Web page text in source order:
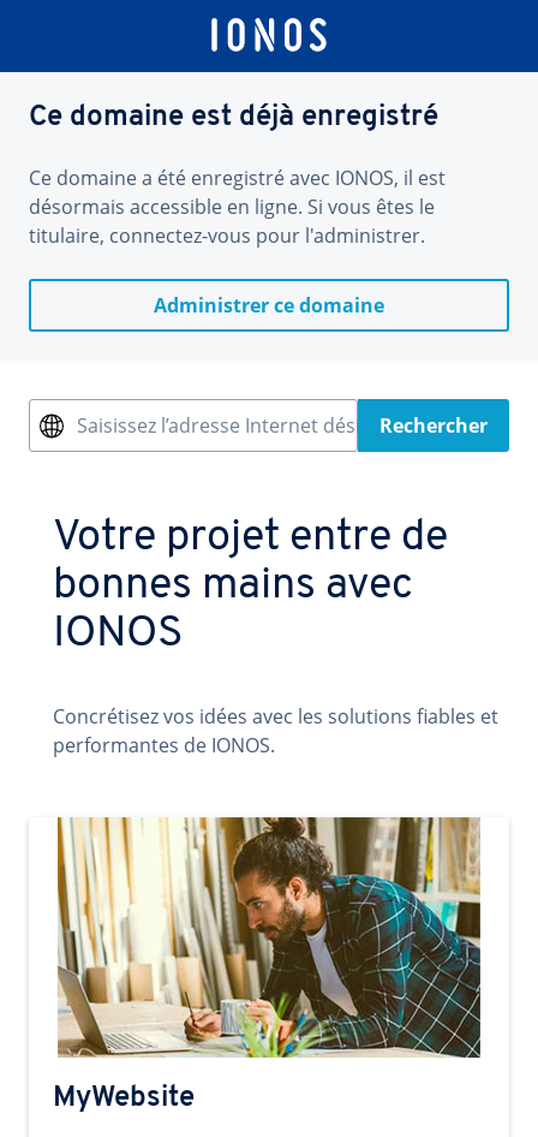
Ce domaine est déjà enregistré
Ce domaine a été enregistré avec IONOS, il est
désormais accessible en ligne. Si vous êtes le
titulaire, connectez-vous pour l'administrer.
Administrer ce domaine
Saisissez l’adresse Internet désiréeRechercher
Votre projet entre de
bonnes mains avec
IONOS
Concrétisez vos idées avec les solutions fiables et
performantes de IONOS.
MyWebsite